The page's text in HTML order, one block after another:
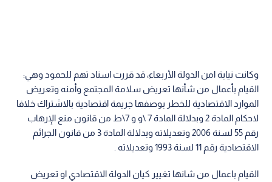
وكانت نيابة امن الدولة الأربعاء، قد قررت اسناد تهم للحمود وهي:
القيام بأعمال من شأنها تعريض سلامة المجتمع وأمنه وتعريض
الموارد الاقتصادية للخطر بوصفها جريمة اقتصادية بالاشتراك خلافا
لاحكام المادة 2 وبدلالة المادة 7 \و و 7\ط من قانون منع الإرهاب
رقم 55 لسنة 2006 وتعديلاته وبدلالة المادة 3 من قانون الجرائم
الاقتصادية رقم 11 لسنة 1993 وتعديلاته .
القيام باعمال من شانها تغيير كيان الدولة الاقتصادي او تعريض